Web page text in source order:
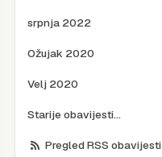
srpnja 2022
Ožujak 2020
Velj 2020
Starije obavijesti...
Pregled RSS obavijesti